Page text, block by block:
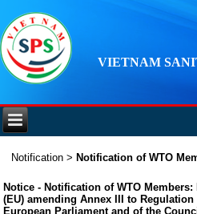
VIETNAM
Notification > Notification of WTO
Notice - Notification of WTO
(EU) amending Annex III to Regulation
European Parliament and of the